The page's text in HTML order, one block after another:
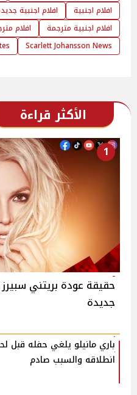
افلام اجنبية
افلام اجنبية
افلام اجنبية مترجمة
افلام
Scarlett Johansson News
الأكثر قراءة
1
حقيقة عودة بريتني سبيرز
جديدة
باري مانيلو يلغي حفله قبل
انطلاقه والسبب صادم